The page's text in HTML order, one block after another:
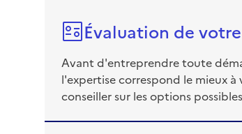
Évaluation de
Avant d'entreprendre toute
l'expertise correspond le mieux
conseiller sur les options